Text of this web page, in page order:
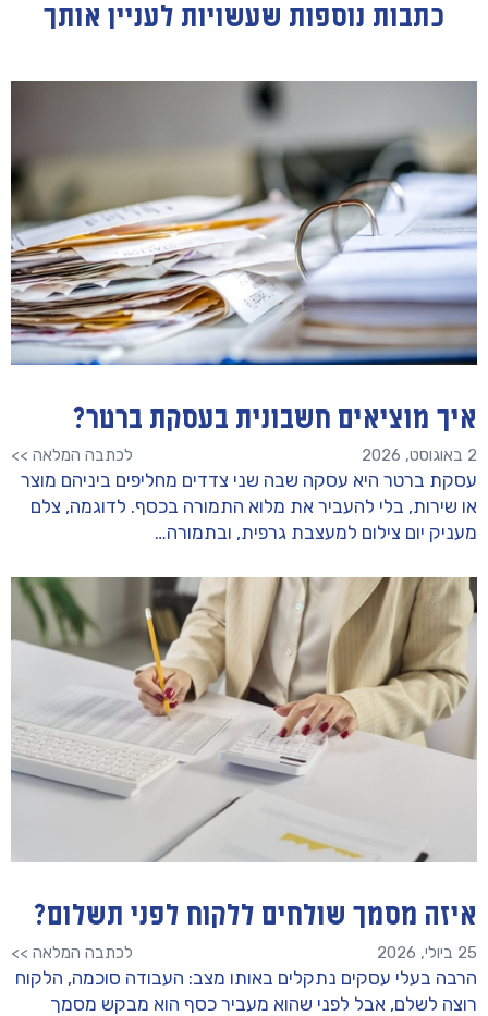
כתבות נוספות שעשויות לעניין אותך
איך מוציאים חשבונית בעסקת ברטר?
2 באוגוסט, 2026 לכתבה המלאה >>
עסקת ברטר היא עסקה שבה שני צדדים מחליפים ביניהם מוצר
או שירות, בלי להעביר את מלוא התמורה בכסף. לדוגמה, צלם
מעניק יום צילום למעצבת גרפית, ובתמורה…
איזה מסמך שולחים ללקוח לפני תשלום?
25 ביולי, 2026 לכתבה המלאה >>
הרבה בעלי עסקים נתקלים באותו מצב: העבודה סוכמה, הלקוח
רוצה לשלם, אבל לפני שהוא מעביר כסף הוא מבקש מסמך